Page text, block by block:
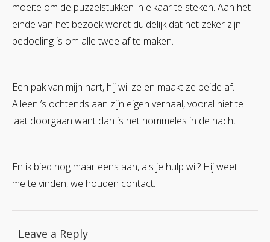
moeite om de puzzelstukken in elkaar te steken. Aan het
einde van het bezoek wordt duidelijk dat het zeker zijn
bedoeling is om alle twee af te maken.
Een pak van mijn hart, hij wil ze en maakt ze beide af.
Alleen ’s ochtends aan zijn eigen verhaal, vooral niet te
laat doorgaan want dan is het hommeles in de nacht.
En ik bied nog maar eens aan, als je hulp wil? Hij weet
me te vinden, we houden contact.
Leave a Reply